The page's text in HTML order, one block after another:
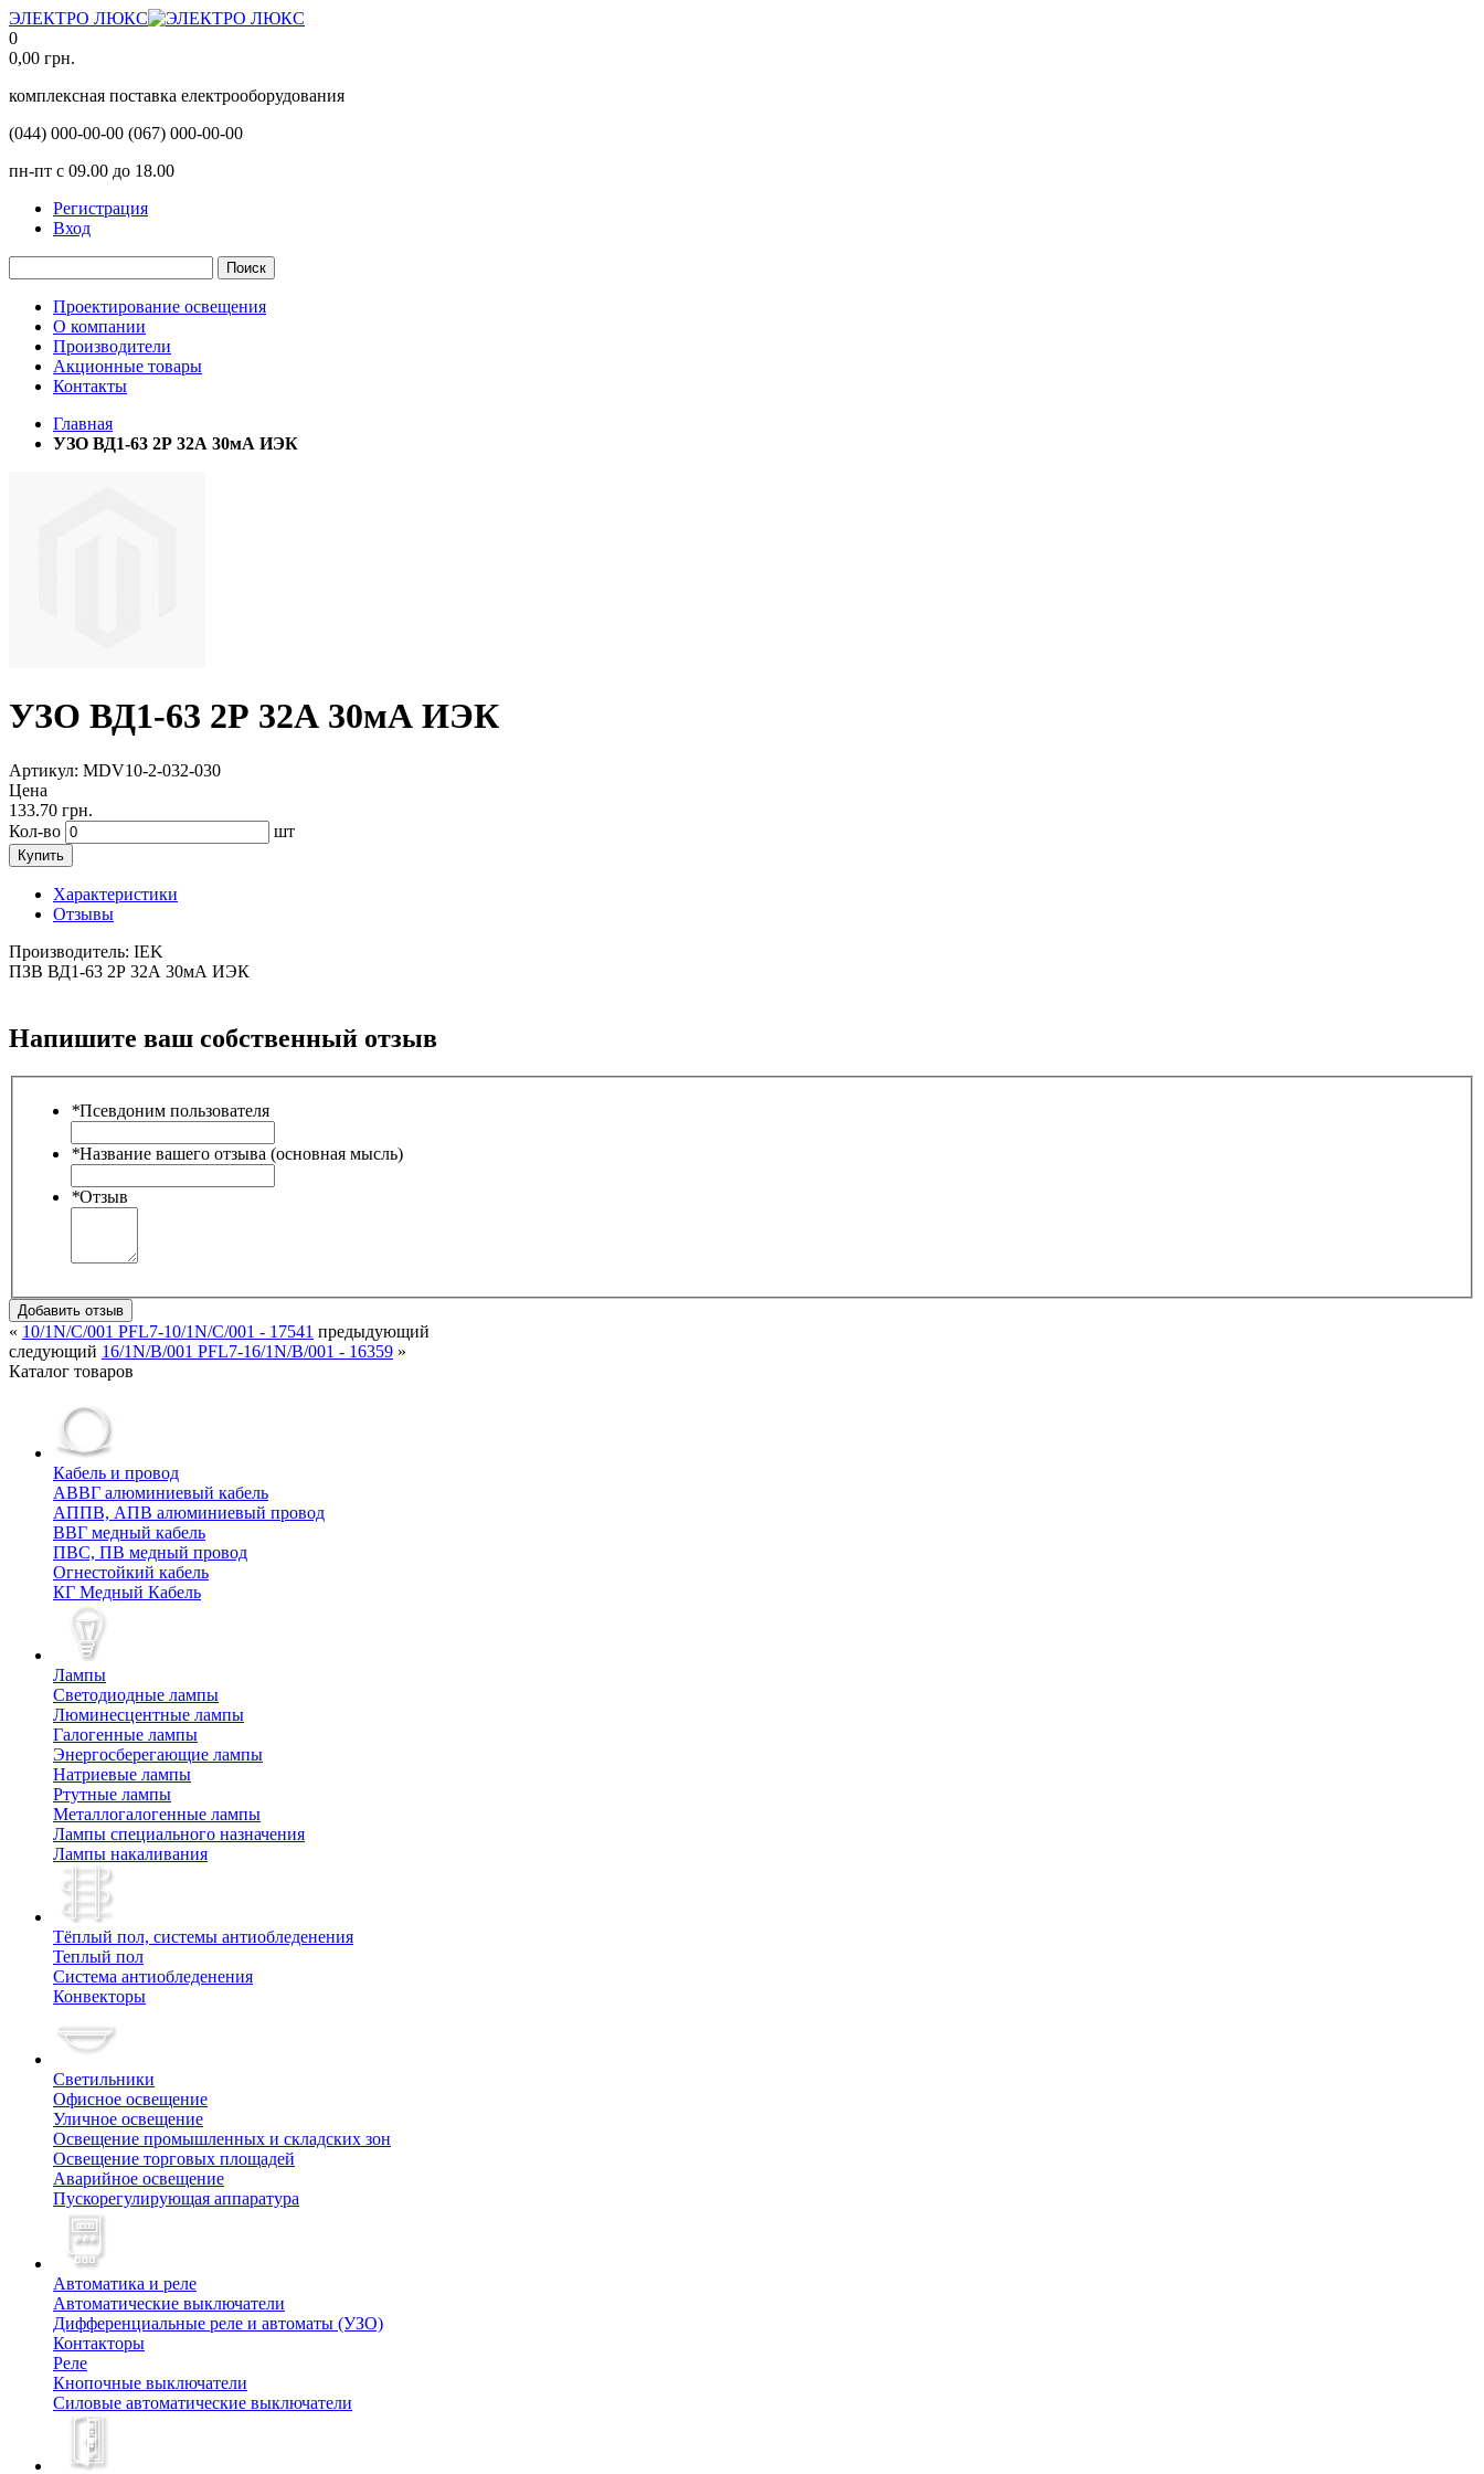
ЭЛЕКТРО ЛЮКС
0
0,00 грн.
комплексная поставка електрооборудования
(044) 000-00-00 (067) 000-00-00
пн-пт с 09.00 до 18.00
Регистрация
Вход
Поиск
Проектирование освещения
О компании
Производители
Акционные товары
Контакты
Главная
УЗО ВД1-63 2Р 32А 30мА ИЭК
УЗО ВД1-63 2Р 32А 30мА ИЭК
Артикул: MDV10-2-032-030
Цена
133.70 грн.
Кол-во
шт
Купить
Характеристики
Отзывы
Производитель: IEK
ПЗВ ВД1-63 2Р 32А 30мА ИЭК
Напишите ваш собственный отзыв
*Псевдоним пользователя
*Название вашего отзыва (основная мысль)
*Отзыв
Добавить отзыв
« 10/1N/C/001 PFL7-10/1N/C/001 - 17541 предыдующий
следующий 16/1N/B/001 PFL7-16/1N/B/001 - 16359 »
Каталог товаров
Кабель и провод
АВВГ алюминиевый кабель
АППВ, АПВ алюминиевый провод
ВВГ медный кабель
ПВС, ПВ медный провод
Огнестойкий кабель
КГ Медный Кабель
Лампы
Cветодиодные лампы
Люминесцентные лампы
Галогенные лампы
Энергосберегающие лампы
Натриевые лампы
Ртутные лампы
Металлогалогенные лампы
Лампы специального назначения
Лампы накаливания
Тёплый пол, cистемы антиобледенения
Теплый пол
Система антиобледенения
Конвекторы
Светильники
Офисное освещение
Уличное освещение
Освещение промышленных и складских зон
Освещение торговых площадей
Аварийное освещение
Пускорегулирующая аппаратура
Автоматика и реле
Автоматические выключатели
Дифференциальные реле и автоматы (УЗО)
Контакторы
Реле
Кнопочные выключатели
Силовые автоматические выключатели